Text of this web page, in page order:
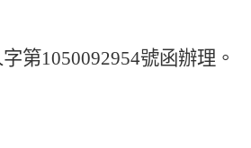
第1050092954號函辦理。